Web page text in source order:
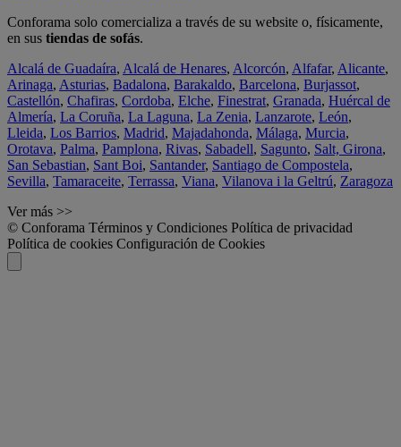
Conforama solo comercializa a través de su website o, físicamente,
en sus tiendas de sofás.
Alcalá de Guadaíra, Alcalá de Henares, Alcorcón, Alfafar, Alicante,
Arinaga, Asturias, Badalona, Barakaldo, Barcelona, Burjassot,
Castellón, Chafiras, Cordoba, Elche, Finestrat, Granada, Huércal de
Almería, La Coruña, La Laguna, La Zenia, Lanzarote, León,
Lleida, Los Barrios, Madrid, Majadahonda, Málaga, Murcia,
Orotava, Palma, Pamplona, Rivas, Sabadell, Sagunto, Salt, Girona,
San Sebastian, Sant Boi, Santander, Santiago de Compostela,
Sevilla, Tamaraceite, Terrassa, Viana, Vilanova i la Geltrú, Zaragoza
Ver más >>
© Conforama Términos y Condiciones Política de privacidad
Política de cookies Configuración de Cookies